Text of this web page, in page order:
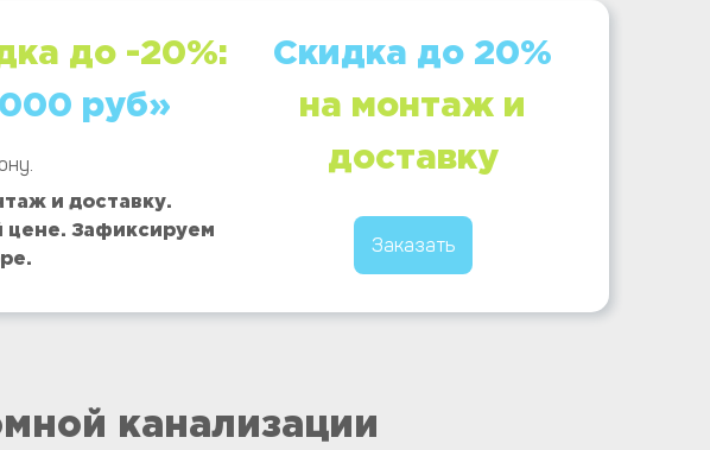
до -20%:
руб»
и доставку.
цене. Зафиксируем
Скидка до 20%
на монтаж и
доставку
Заказать
канализации